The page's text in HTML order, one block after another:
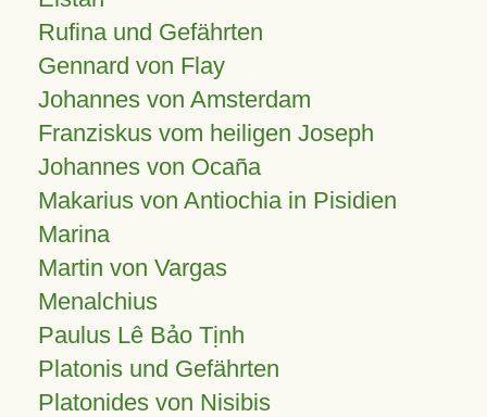
Rufina und Gefährten
Gennard von Flay
Johannes von Amsterdam
Franziskus vom heiligen Joseph
Johannes von Ocaña
Makarius von Antiochia in Pisidien
Marina
Martin von Vargas
Menalchius
Paulus Lê Bảo Tịnh
Platonis und Gefährten
Platonides von Nisibis